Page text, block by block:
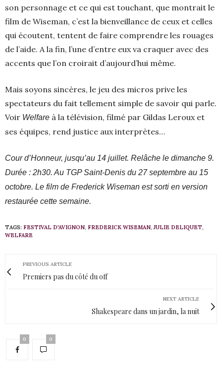
son personnage et ce qui est touchant, que montrait le
film de Wiseman, c’est la bienveillance de ceux et celles
qui écoutent, tentent de faire comprendre les rouages
de l’aide. A la fin, l’une d’entre eux va craquer avec des
accents que l’on croirait d’aujourd’hui même.
Mais soyons sincères, le jeu des micros prive les
spectateurs du fait tellement simple de savoir qui parle.
Voir Welfare à la télévision, filmé par Gildas Leroux et
ses équipes, rend justice aux interprètes…
Cour d’Honneur, jusqu’au 14 juillet. Relâche le dimanche 9.
Durée : 2h30. Au TGP Saint-Denis du 27 septembre au 15
octobre. Le film de Frederick Wiseman est sorti en version
restaurée cette semaine.
TAGS: FESTIVAL D'AVIGNON, FREDERICK WISEMAN,JULIE DELIQUET,
WELFARE
PREVIOUS ARTICLE
Premiers pas du côté du off
NEXT ARTICLE
Shakespeare dans un jardin, la nuit
0 0